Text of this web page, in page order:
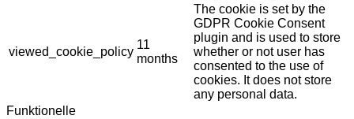
viewed_cookie_policy
11
months
The cookie is set by the
GDPR Cookie Consent
plugin and is used to store
whether or not user has
consented to the use of
cookies. It does not store
any personal data.
Funktionelle